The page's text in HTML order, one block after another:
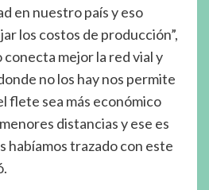
en nuestro país y eso
los costos de producción”,
mejor la red vial y
no los hay nos permite
flete sea más económico
distancias y ese es
habíamos trazado con este